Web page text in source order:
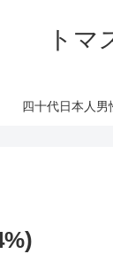
トマ
四十代日本人男